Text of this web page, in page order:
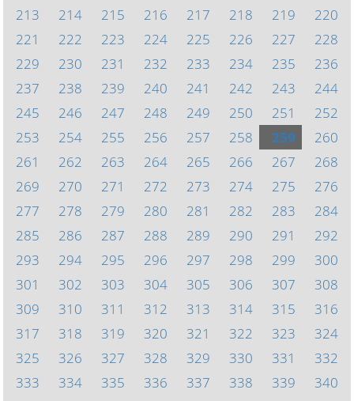
213
214 215 216 217 218 219
220
221
222 223 224 225 226 227
228
229
230 231 232 233 234 235
236
237
238 239 240 241 242 243
244
245
246 247 248 249 250 251
252
253
254 255 256 257 258 259
260
261
262 263 264 265 266 267
268
269
270 271 272 273 274 275
276
277
278 279 280 281 282 283
284
285
286 287 288 289 290 291
292
293
294 295 296 297 298 299
300
301
302 303 304 305 306 307
308
309
310 311 312 313 314 315
316
317
318 319 320 321 322 323
324
325
326 327 328 329 330 331
332
333
334 335 336 337 338 339
340